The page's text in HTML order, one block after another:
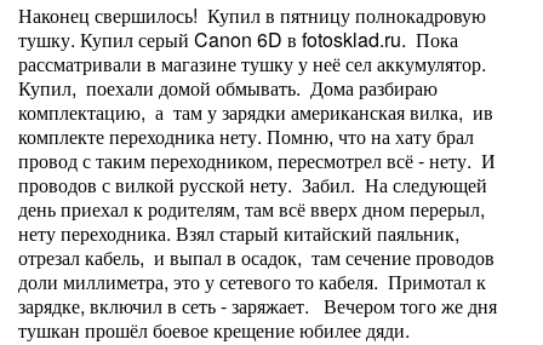
Наконец свершилось! Купил в пятницу полнокадровую
тушку. Купил серый Canon 6D в fotosklad.ru. Пока
рассматривали в магазине тушку у неё сел аккумулятор.
Купил, поехали домой обмывать. Дома разбираю
комплектацию, а там у зарядки американская вилка, ив
комплекте переходника нету. Помню, что на хату брал
провод с таким переходником, пересмотрел всё - нету. И
проводов с вилкой русской нету. Забил. На следующей
день приехал к родителям, там всё вверх дном перерыл,
нету переходника. Взял старый китайский паяльник,
отрезал кабель, и выпал в осадок, там сечение проводов
доли миллиметра, это у сетевого то кабеля. Примотал к
зарядке, включил в сеть - заряжает. Вечером того же дня
тушкан прошёл боевое крещение юбилее дяди.